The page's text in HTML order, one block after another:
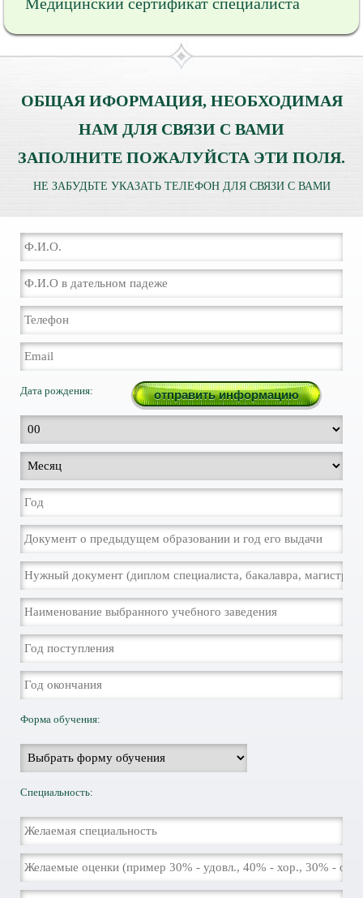
ОБЩАЯ ИФОРМАЦИЯ, НЕОБХОДИМАЯ
НАМ ДЛЯ СВЯЗИ С ВАМИ
ЗАПОЛНИТЕ ПОЖАЛУЙСТА ЭТИ ПОЛЯ.
НЕ ЗАБУДЬТЕ УКАЗАТЬ ТЕЛЕФОН ДЛЯ СВЯЗИ С ВАМИ
Дата рождения:
Форма обучения:
Специальность: